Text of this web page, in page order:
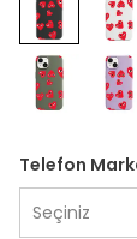
Telefon
Seçiniz